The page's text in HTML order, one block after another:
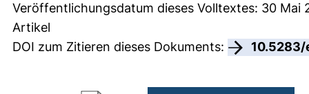
Veröffentlichungsdatum dieses Volltextes: 30 Mai
Artikel
DOI zum Zitieren dieses Dokuments:
10.5283/